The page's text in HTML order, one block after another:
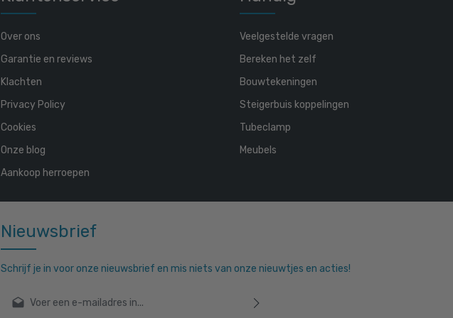
Nieuwsbrief
Schrijf je in voor onze nieuwsbrief en mis niets van onze nieuwtjes en acties!
E-mailadres*
Over ons
Garantie en reviews
Klachten
Privacy Policy
Cookies
Onze blog
Aankoop herroepen
Veelgestelde vragen
Bereken het zelf
Bouwtekeningen
Steigerbuis koppelingen
Tubeclamp
Meubels